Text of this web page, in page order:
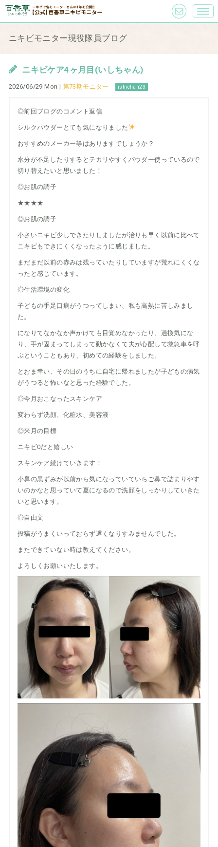
ニキビモニター現役隊員ブログ
ニキビケア4ヶ月目(いしちゃん)
2026/06/29 Mon | 第73期モニター ishichan23
◎前回ブログのコメント返信
シルクパウダーとても気になりました
おすすめのメーカー等はありますでしょうか？
水分が不足したりするとテカリやすくパウダー使っているので
切り替えたいと思いました！
◎お肌の調子
★★★★
◎お肌の調子
小さいニキビ少しできたりしましたが治りも早く以前に比べて
ニキビもできにくくなったように感じました。
まだまだ以前の赤みは残っていたりしていますが荒れにくくな
ったと感じています。
◎生活環境の変化
子どもの手足口病がうつってしまい、私も高熱に苦しみまし
た。
になりてなかなか声かけても目覚めなかったり、過換気にな
り、手が固まってしまって動かなくて夫が心配して救急車を呼
ぶということもあり、初めての経験をしました。
とおま幸い、その日のうちに自宅に帰れましたが子どもの病気
がうつると怖いなと思った経験でした。
◎今月おこなったスキンケア
変わらず洗顔、化粧水、美容液
◎来月の目標
ニキビ0だと嬉しい
スキンケア続けていきます！
小鼻の黒ずみが以前から気になっていていちご鼻で詰まりやす
いのかなと思っていて夏になるので洗顔をしっかりしていきた
いと思います。
◎自由文
投稿がうまくいっておらず遅くなりすみませんでした。
またできていない時は教えてください。
よろしくお願いいたします。